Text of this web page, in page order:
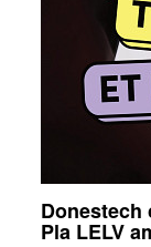
Donestech
Pla LELV